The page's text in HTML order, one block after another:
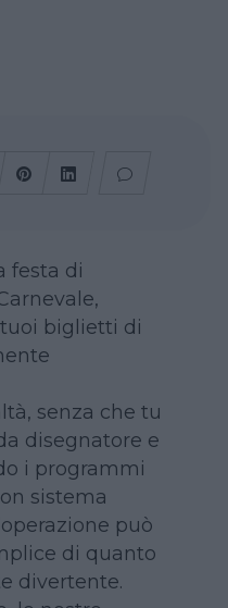
festa di
biglietti di
senza che tu
disegnatore e
i programmi
sistema
può
di quanto
divertente.